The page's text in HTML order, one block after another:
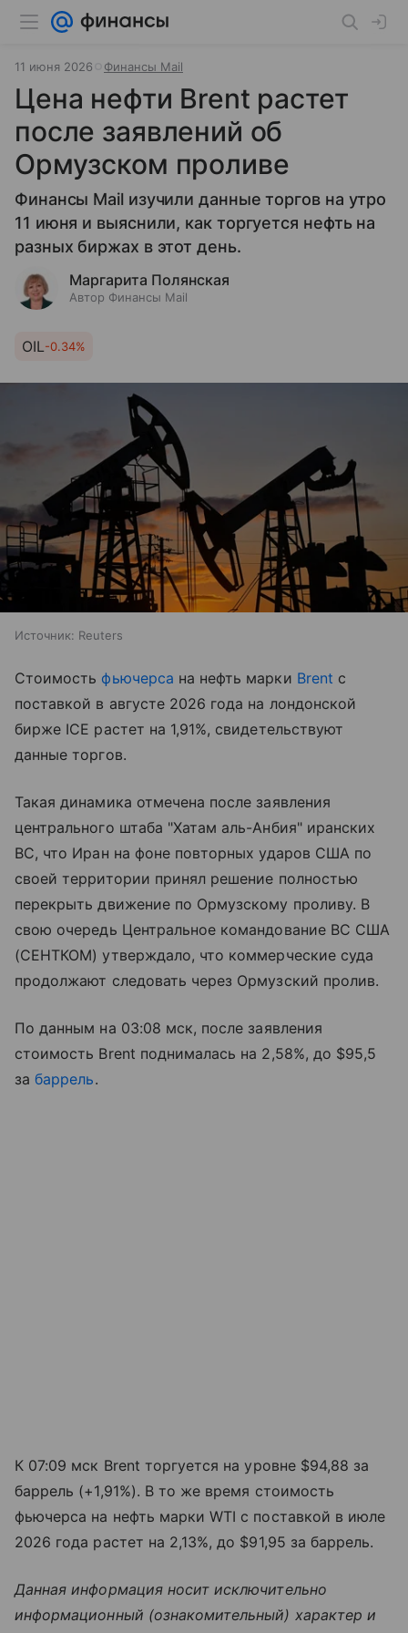
11 июня 2026 Финансы Mail
Цена нефти Brent растет
после заявлений об
Ормузском проливе
Финансы Mail изучили данные торгов на утро
11 июня и выяснили, как торгуется нефть на
разных биржах в этот день.
Маргарита Полянская
Автор Финансы Mail
OIL-0.34%
Источник: Reuters
Стоимость фьючерса на нефть марки Brent с
поставкой в августе 2026 года на лондонской
бирже ICE растет на 1,91%, свидетельствуют
данные торгов.
Такая динамика отмечена после заявления
центрального штаба "Хатам аль-Анбия" иранских
ВС, что Иран на фоне повторных ударов США по
своей территории принял решение полностью
перекрыть движение по Ормузскому проливу. В
свою очередь Центральное командование ВС США
(СЕНТКОМ) утверждало, что коммерческие суда
продолжают следовать через Ормузский пролив.
По данным на 03:08 мск, после заявления
стоимость Brent поднималась на 2,58%, до $95,5
забаррель.
К 07:09 мск Brent торгуется на уровне $94,88 за
баррель (+1,91%). В то же время стоимость
фьючерса на нефть марки WTI с поставкой в июле
2026 года растет на 2,13%, до $91,95 за баррель.
Данная информация носит исключительно
информационный (ознакомительный) характер и